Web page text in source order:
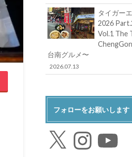
タイガー
2026
Vol.1 The
台南グルメ〜
2026.07.13
フォローをお願いします
Instagram